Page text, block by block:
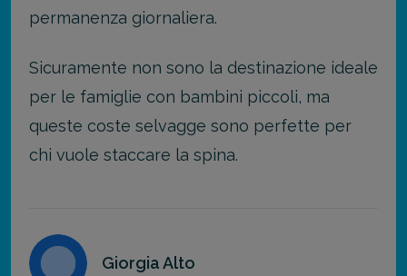
permanenza giornaliera.
Sicuramente non sono la destinazione ideale
per le famiglie con bambini piccoli, ma
queste coste selvagge sono perfette per
chi vuole staccare la spina.
Giorgia Alto